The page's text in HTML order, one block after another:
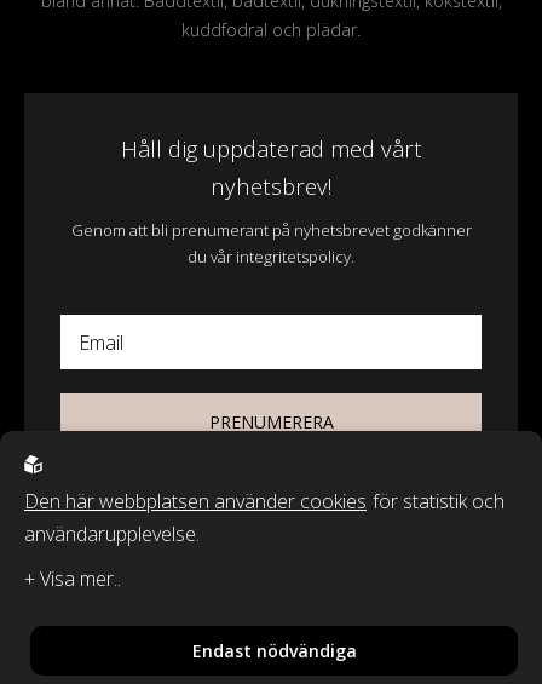
kuddfodral och plädar.
Håll dig uppdaterad med vårt
nyhetsbrev!
Genom att bli prenumerant på nyhetsbrevet godkänner
du vår integritetspolicy.
Email
PRENUMERERA
Wasa Ecotextil AB.
Sphinxly,Powered by Easyweb
Den här webbplatsen använder cookies för statistik och
användarupplevelse.
Endast nödvändiga